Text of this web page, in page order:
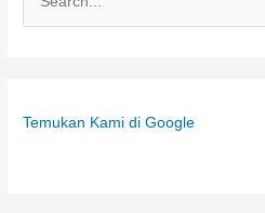
u
Temukan Kami di Google